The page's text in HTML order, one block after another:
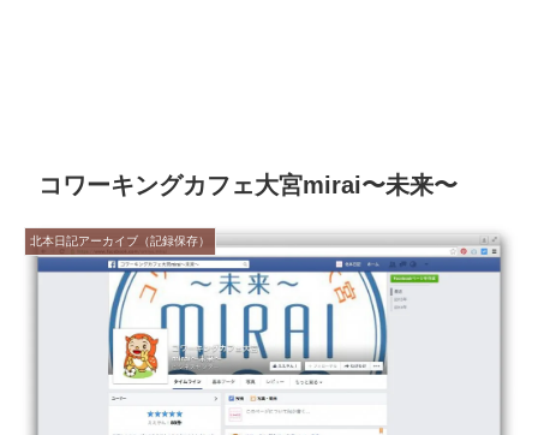
コワーキングカフェ大宮mirai〜未来〜
北本日記アーカイブ（記録保存）